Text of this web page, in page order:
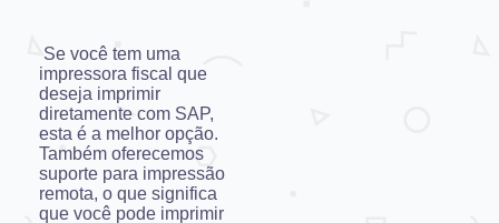
Se você tem uma
impressora fiscal que
deseja imprimir
diretamente com SAP,
esta é a melhor opção.
Também oferecemos
suporte para impressão
remota, o que significa
que você pode imprimir